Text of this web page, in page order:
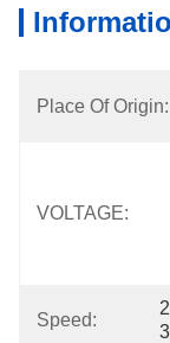
Place Of Origin:
VOLTAGE:
Speed: